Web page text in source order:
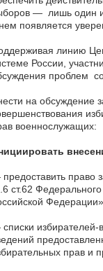
— лишь один
появляется
линию
России,
проблем
на обсуждение
военнослужащих:
право
ст.62
избирателей-
прав и